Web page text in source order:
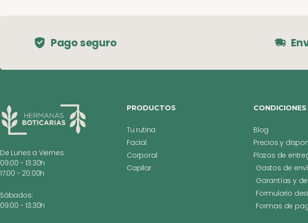
Pago seguro
De Lunes a Viernes:
09:00 - 13:30h
17:00 - 20:00h
Sábados:
09:00 - 13:30h
PRODUCTOS
Tu rutina
Facial
Corporal
Capilar
CONDICIONES
Blog
Precios y
Plazos de
Gastos de
Garantías y
Formulario
Formas de